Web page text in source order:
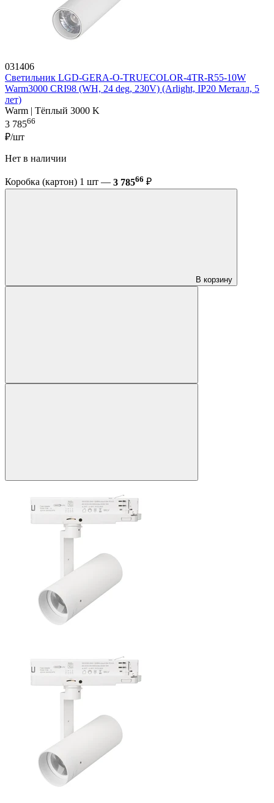
031406
Светильник LGD-GERA-O-TRUECOLOR-4TR-R55-10W
Warm3000 CRI98 (WH, 24 deg, 230V) (Arlight, IP20 Металл, 5
лет)
Warm | Тёплый 3000 K
3 78566
₽/шт
Нет в наличии
Коробка (картон) 1 шт — 3 78566 ₽
В корзину